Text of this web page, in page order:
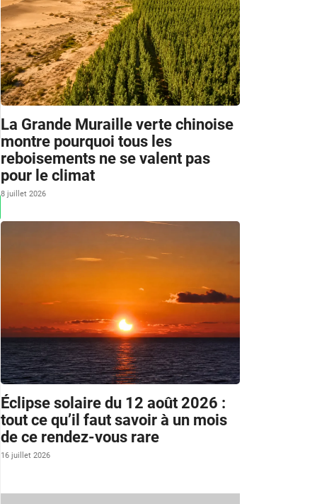
La Grande Muraille verte chinoise
montre pourquoi tous les
reboisements ne se valent pas
pour le climat
8 juillet 2026
Éclipse solaire du 12 août 2026 :
tout ce qu’il faut savoir à un mois
de ce rendez-vous rare
16 juillet 2026